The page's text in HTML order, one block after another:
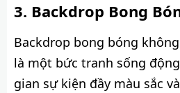
Backdrop Bong
Backdrop bong bóng
là một bức tranh sống
gian sự kiện đầy màu sắc